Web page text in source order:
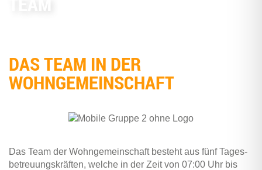
DAS TEAM IN DER
WOHNGEMEINSCHAFT
Das Team der Wohn­ge­mein­schaft besteht aus fünf Tages­
be­treu­ungs­kräf­ten, wel­che in der Zeit von 07:00 Uhr bis